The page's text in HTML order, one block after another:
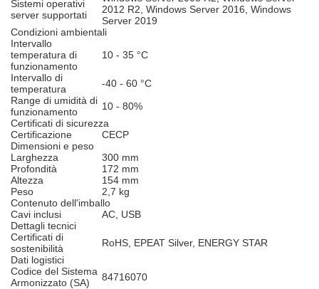
Sistemi operativi
server supportati
2012 R2, Windows Server 2016, Windows
Server 2019
Condizioni ambientali
Intervallo
temperatura di
funzionamento
10 - 35 °C
Intervallo di
temperatura
-40 - 60 °C
Range di umidità di
funzionamento
10 - 80%
Certificati di sicurezza
Certificazione
CECP
Dimensioni e peso
Larghezza
300 mm
Profondità
172 mm
Altezza
154 mm
Peso
2,7 kg
Contenuto dell'imballo
Cavi inclusi
AC, USB
Dettagli tecnici
Certificati di
sostenibilità
RoHS, EPEAT Silver, ENERGY STAR
Dati logistici
Codice del Sistema
Armonizzato (SA)
84716070